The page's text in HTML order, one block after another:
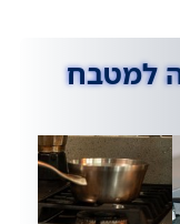
למטבח